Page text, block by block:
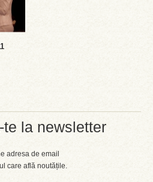
la newsletter
adresa de email
care află noutățile.